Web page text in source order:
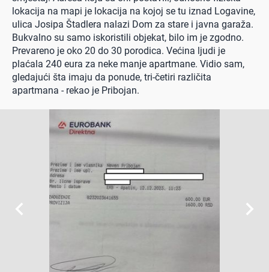
lokacija na mapi je lokacija na kojoj se tu iznad Logavine,
ulica Josipa Štadlera nalazi Dom za stare i javna garaža.
Bukvalno su samo iskoristili objekat, bilo im je zgodno.
Prevareno je oko 20 do 30 porodica. Većina ljudi je
plaćala 240 eura za neke manje apartmane. Vidio sam,
gledajući šta imaju da ponude, tri-četiri različita
apartmana - rekao je Pribojan.